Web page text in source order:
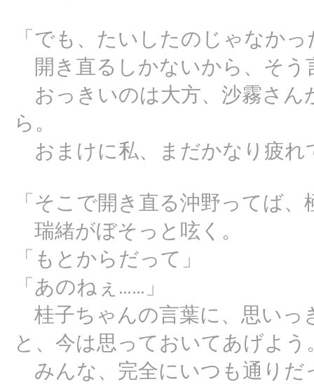
「でも、たいしたのじゃなか
開き直るしかないから、そう
おっきいのは大方、沙霧さん
ら。
おまけに私、まだかなり疲れ
「そこで開き直る沖野ってば、
瑞緒がぼそっと呟く。
「もとからだって」
「あのねぇ……」
桂子ちゃんの言葉に、思いっ
と、今は思っておいてあげよう
みんな、完全にいつも通りだ